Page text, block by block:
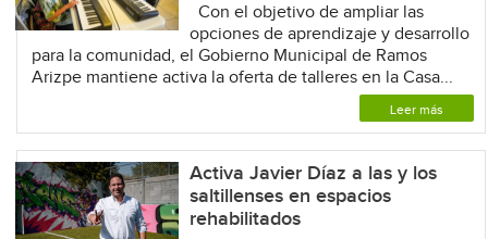
Con el objetivo de ampliar las
opciones de aprendizaje y desarrollo
para la comunidad, el Gobierno Municipal de Ramos
Arizpe mantiene activa la oferta de talleres en la Casa...
Leer más
Activa Javier Díaz a las y los
saltillenses en espacios
rehabilitados